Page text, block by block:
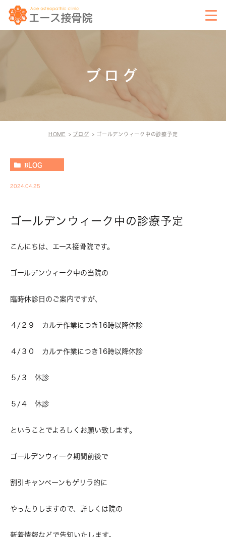
ブログ
HOME ブログ ゴールデンウィーク中の診療予定
BLOG
2024.04.25
ゴールデンウィーク中の診療予定
こんにちは、エース接骨院です。
ゴールデンウィーク中の当院の
臨時休診日のご案内ですが、
４/２９ カルテ作業につき16時以降休診
４/３０ カルテ作業につき16時以降休診
５/３ 休診
５/４ 休診
ということでよろしくお願い致します。
ゴールデンウィーク期間前後で
割引キャンペーンもゲリラ的に
やったりしますので、詳しくは院の
新着情報などで告知いたします。